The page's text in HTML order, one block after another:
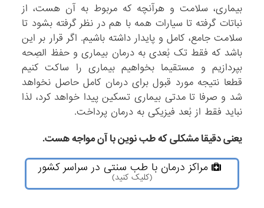
بیماری، سلامت و هرآنچه که مربوط به آن هست، از
نباتات گرفته تا سیارات همه با هم در نظر گرفته بشود تا
سلامت جامع، کامل و پایدار داشته باشیم. اگر قرار بر این
باشد که فقط تک بُعدی به درمان بیماری و حفظ الصِحه
بپردازیم و مستقیما بخواهیم بیماری را ساکت کنیم
قطعا نتیجه مورد قبول برای درمان کامل حاصل نخواهد
شد و صرفا تا مدتی بیماری تسکین پیدا خواهد کرد، لذا
نباید فقط از بُعد فیزیکی به درمان پرداخت.
یعنی دقیقا مشکلی که طب نوین با آن مواجه هست.
مراکز درمان با طب سنتی در سراسر کشور
(کلیک کنید)